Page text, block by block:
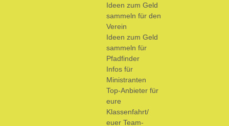
Ideen zum Geld
sammeln für den
Verein
Ideen zum Geld
sammeln für
Pfadfinder
Infos für
Ministranten
Top-Anbieter für
eure
Klassenfahrt/
euer Team-